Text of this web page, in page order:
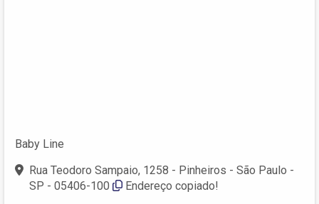
Baby Line
Rua Teodoro Sampaio, 1258 - Pinheiros - São Paulo -
SP - 05406-100
Endereço copiado!